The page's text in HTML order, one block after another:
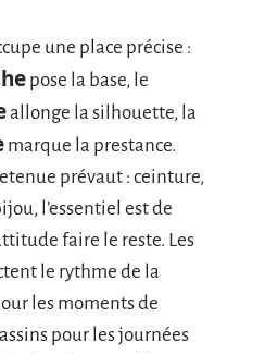
une place précise :
pose la base, le
allonge la silhouette, la
marque la prestance.
prévaut : ceinture,
l’essentiel est de
faire le reste. Les
le rythme de la
les moments de
pour les journées